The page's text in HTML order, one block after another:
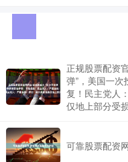
正规股票配资
弹”，美国一
复！民主党人
仅地上部分受
可靠股票配资